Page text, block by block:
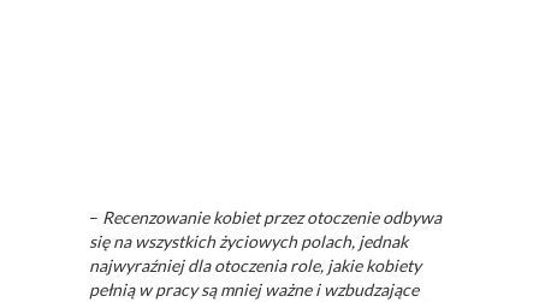
– Recenzowanie kobiet przez otoczenie odbywa
się na wszystkich życiowych polach, jednak
najwyraźniej dla otoczenia role, jakie kobiety
pełnią w pracy są mniej ważne i wzbudzające